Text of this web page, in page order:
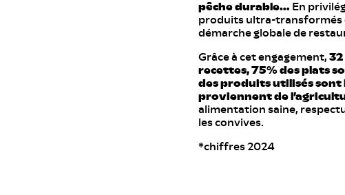
pêche durable… En
produits ultra-transformés
démarche globale de
Grâce à cet engagement,
recettes, 75% des plats
des produits utilisés sont
proviennent de
alimentation saine,
les convives.
*chiffres 2024